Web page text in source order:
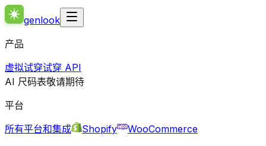
genlook
产品
虚拟试穿试穿 API
AI 尺码表敬请期待
平台
所有平台和集成
Shopify
WooCommerce